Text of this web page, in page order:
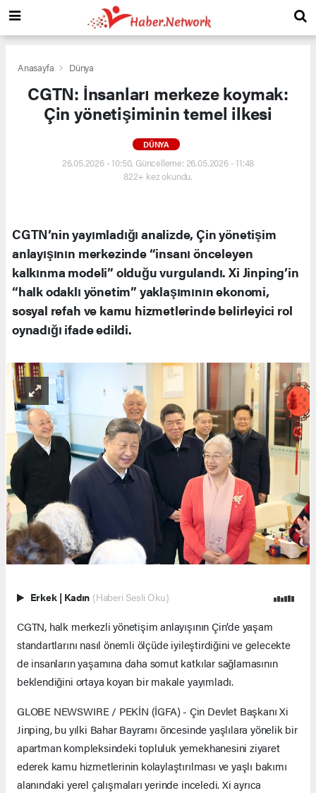
Anasayfa Dünya
CGTN: İnsanları merkeze koymak:
Çin yönetişiminin temel ilkesi
DÜNYA
26.05.2026 - 10:50, Güncelleme: 26.05.2026 - 11:48
822+ kez okundu.
CGTN’nin yayımladığı analizde, Çin yönetişim
anlayışının merkezinde “insanı önceleyen
kalkınma modeli” olduğu vurgulandı. Xi Jinping’in
“halk odaklı yönetim” yaklaşımının ekonomi,
sosyal refah ve kamu hizmetlerinde belirleyici rol
oynadığı ifade edildi.
Erkek | Kadın (Haberi Sesli Oku)
CGTN, halk merkezli yönetişim anlayışının Çin’de yaşam
standartlarını nasıl önemli ölçüde iyileştirdiğini ve gelecekte
de insanların yaşamına daha somut katkılar sağlamasının
beklendiğini ortaya koyan bir makale yayımladı.
GLOBE NEWSWIRE / PEKİN (İGFA) - Çin Devlet Başkanı Xi
Jinping, bu yılki Bahar Bayramı öncesinde yaşlılara yönelik bir
apartman kompleksindeki topluluk yemekhanesini ziyaret
ederek kamu hizmetlerinin kolaylaştırılması ve yaşlı bakımı
alanındaki yerel çalışmaları yerinde inceledi. Xi ayrıca